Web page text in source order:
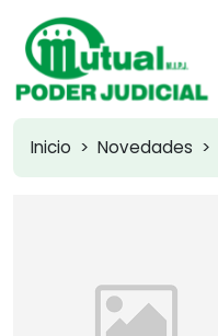
Inicio Novedades